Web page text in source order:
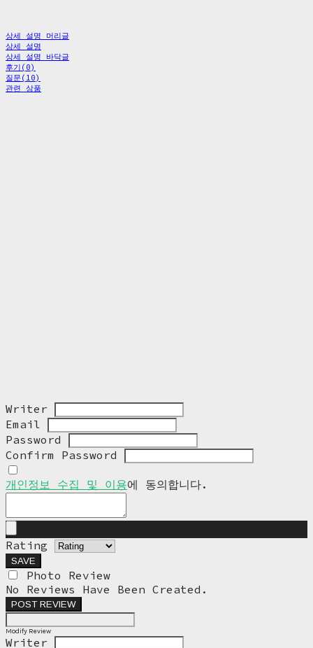
상세 설명 머리글
상세 설명
상세 설명 바닥글
후기(0)
질문(10)
관련 상품
Writer
Email
Password
Confirm Password
개인정보 수집 및 이용에 동의합니다.
Rating
SAVE
Photo Review
No Reviews Have Been Created.
POST REVIEW
Modify Review
Writer